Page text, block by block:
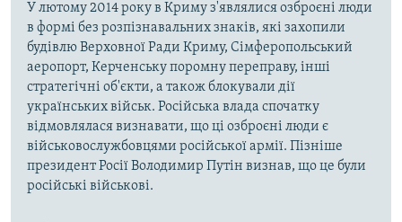
У лютому 2014 року в Криму з'являлися озброєні люди
в формі без розпізнавальних знаків, які захопили
будівлю Верховної Ради Криму, Сімферопольський
аеропорт, Керченську поромну переправу, інші
стратегічні об'єкти, а також блокували дії
українських військ. Російська влада спочатку
відмовлялася визнавати, що ці озброєні люди є
військовослужбовцями російської армії. Пізніше
президент Росії Володимир Путін визнав, що це були
російські військові.